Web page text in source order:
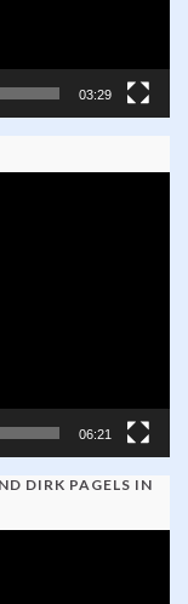
03:29
06:21
DIRK PAGELS IN